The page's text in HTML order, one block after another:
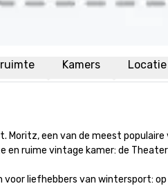
Kamers Locatie
Moritz, een van de meest
en ruime vintage kamer: de
liefhebbers van wintersport: